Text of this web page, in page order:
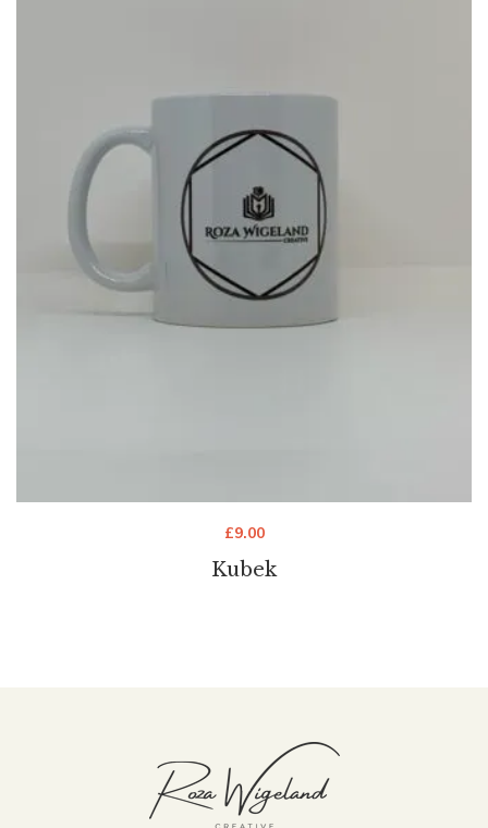
Kubek
£9.00